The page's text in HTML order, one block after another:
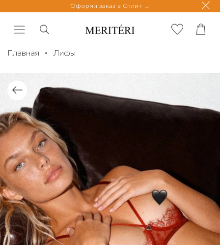
Оформи заказ в Сплит
Главная Лифы